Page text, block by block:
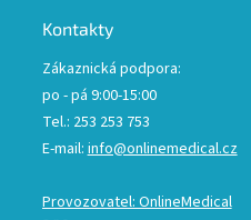
Kontakty
Zákaznická podpora:
po - pá 9:00-15:00
Tel.: 253 253 753
E-mail: info@onlinemedical.cz
Provozovatel: OnlineMedical